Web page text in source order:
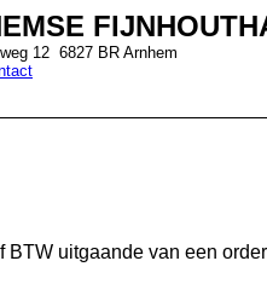
12 6827 BR Arnhem
BTW uitgaande van een